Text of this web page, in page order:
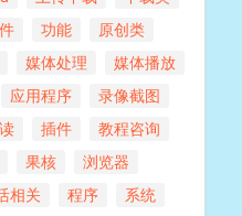
功能
原创类
媒体处理
媒体播放
应用程序
录像截图
插件
教程咨询
果核
浏览器
相关 程序
系统